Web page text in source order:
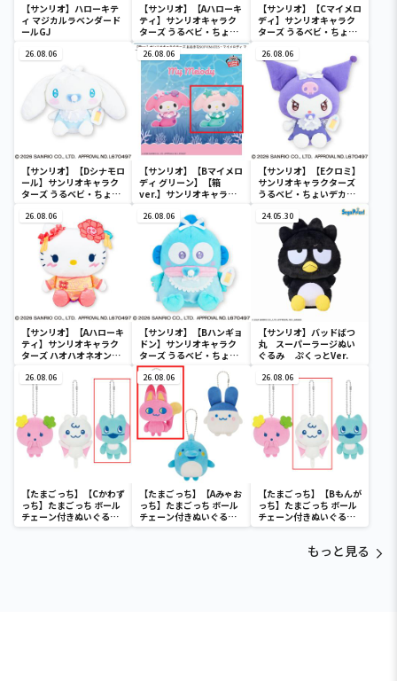
【サンリオ】ハローキテ
ィ マジカルラベンダード
ールGJ
【サンリオ】【Aハローキ
ティ】サンリオキャラク
ターズ うるベビ・ちょい
デカドール
【サンリオ】【Cマイメロ
ディ】サンリオキャラク
ターズ うるベビ・ちょい
26.08.06
【サンリオ】【Dシナモロ
ール】サンリオキャラク
ターズ うるベビ・ちょい
26.08.06
【サンリオ】【Bマイメロ
ディ グリーン】【箱
ver.】サンリオキャラク
SOFVIMATES～マイメロ
ディ マーメイドver. ～
26.08.06
【サンリオ】【Eクロミ】
サンリオキャラクターズ
うるベビ・ちょいデカド
26.08.06
【サンリオ】【Aハローキ
ティ】サンリオキャラク
ターズ ハオハオネオンタ
26.08.06
【サンリオ】【Bハンギョ
ドン】サンリオキャラク
ターズ うるベビ・ちょい
デカドール
24.05.30
【サンリオ】バッドばつ
丸 スーパーラージぬい
ぐるみ ぷくっとVer.
26.08.06
【たまごっち】【Cかわず
っち】たまごっち ボール
チェーン付きぬいぐるみ
～Tamagotchi
26.08.06
【たまごっち】【Aみゃお
っち】たまごっち ボール
チェーン付きぬいぐるみ
～Tamagotchi
26.08.06
【たまごっち】【Bもんが
っち】たまごっち ボール
チェーン付きぬいぐるみ
～Tamagotchi
もっと見る